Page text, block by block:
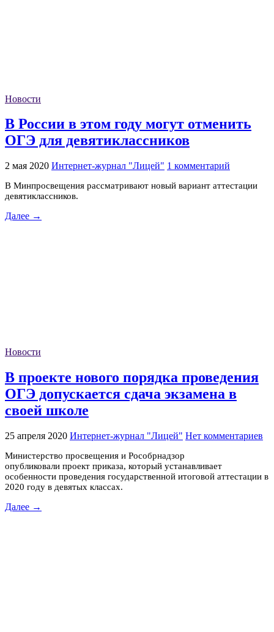
Новости
В России в этом году могут отменить
ОГЭ для девятиклассников
2 мая 2020 Интернет-журнал "Лицей" 1 комментарий
В Минпросвещения рассматривают новый вариант аттестации
девятиклассников.
Далее →
Новости
В проекте нового порядка проведения
ОГЭ допускается сдача экзамена в
своей школе
25 апреля 2020 Интернет-журнал "Лицей" Нет комментариев
Министерство просвещения и Рособрнадзор
опубликовали проект приказа, который устанавливает
особенности проведения государственной итоговой аттестации в
2020 году в девятых классах.
Далее →